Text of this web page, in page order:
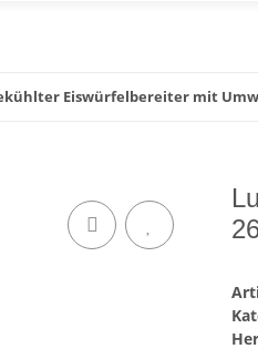
Eiswürfelbereiter mit